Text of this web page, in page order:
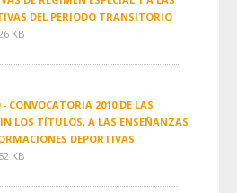
DEL PERIODO TRANSITORIO
KB
CONVOCATORIA 2010 DE LAS
LOS TÍTULOS, A LAS ENSEÑANZAS
DEPORTIVAS
KB